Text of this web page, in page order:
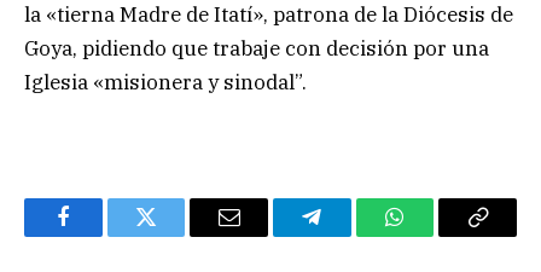
la «tierna Madre de Itatí», patrona de la Diócesis de
Goya, pidiendo que trabaje con decisión por una
Iglesia «misionera y sinodal”.
FacebookTwitter Email TelegramWhatsAppCopy